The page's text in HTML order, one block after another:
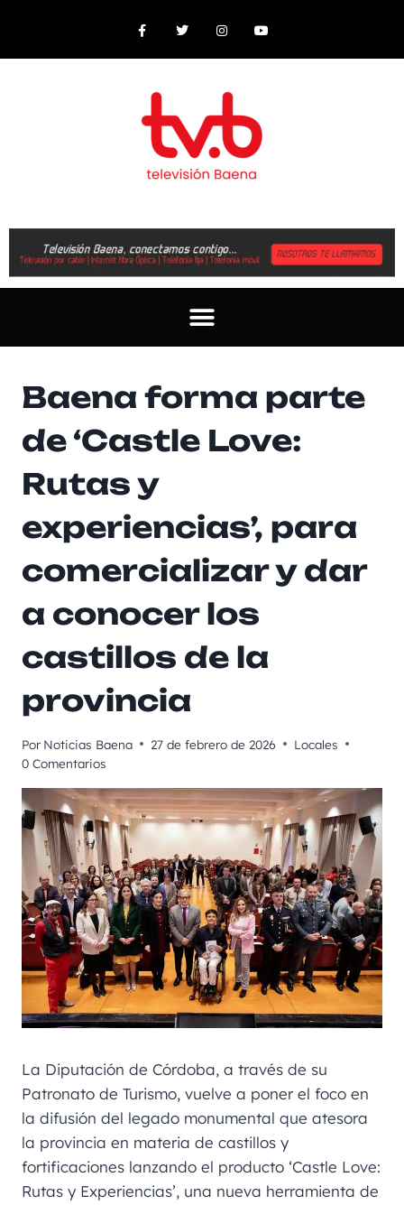
Baena forma parte
de ‘Castle Love:
Rutas y
experiencias’, para
comercializar y dar
a conocer los
castillos de la
provincia
Por Noticias Baena 27 de febrero de 2026
Locales
0 Comentarios
La Diputación de Córdoba, a través de su
Patronato de Turismo, vuelve a poner el foco en
la difusión del legado monumental que atesora
la provincia en materia de castillos y
fortificaciones lanzando el producto ‘Castle Love:
Rutas y Experiencias’, una nueva herramienta de